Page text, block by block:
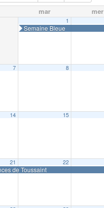
mar mer
1
Semaine Bleue
7 8
14 15
21
de Toussaint
22